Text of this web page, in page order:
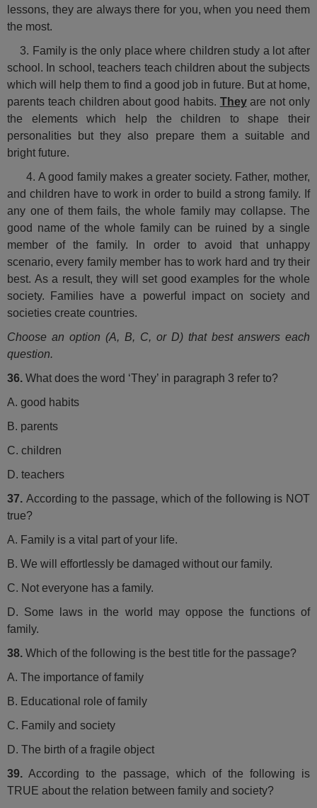
lessons, they are always there for you, when you need them
the most.
3. Family is the only place where children study a lot after
school. In school, teachers teach children about the subjects
which will help them to find a good job in future. But at home,
parents teach children about good habits. They are not only
the elements which help the children to shape their
personalities but they also prepare them a suitable and
bright future.
4. A good family makes a greater society. Father, mother,
and children have to work in order to build a strong family. If
any one of them fails, the whole family may collapse. The
good name of the whole family can be ruined by a single
member of the family. In order to avoid that unhappy
scenario, every family member has to work hard and try their
best. As a result, they will set good examples for the whole
society. Families have a powerful impact on society and
societies create countries.
Choose an option (A, B, C, or D) that best answers each
question.
36. What does the word ‘They’ in paragraph 3 refer to?
A. good habits
B. parents
C. children
D. teachers
37. According to the passage, which of the following is NOT
true?
A. Family is a vital part of your life.
B. We will effortlessly be damaged without our family.
C. Not everyone has a family.
D. Some laws in the world may oppose the functions of
family.
38. Which of the following is the best title for the passage?
A. The importance of family
B. Educational role of family
C. Family and society
D. The birth of a fragile object
39. According to the passage, which of the following is
TRUE about the relation between family and society?